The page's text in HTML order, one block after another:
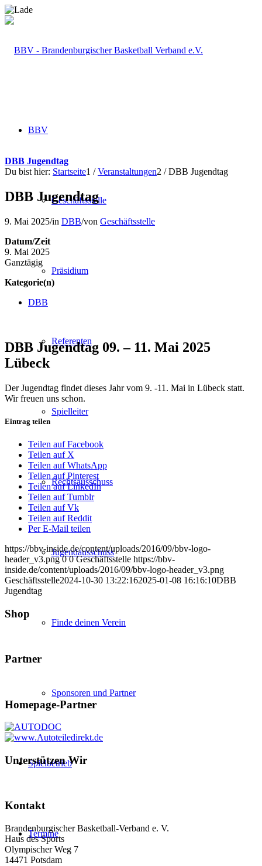
BBV
Geschäftsstelle
Präsidium
Referenten
Spielleiter
Rechtsausschuss
Jugendausschuss
Finde deinen Verein
Sponsoren und Partner
Spielbetrieb
Termine
DBB Jugendtag
Du bist hier: Startseite1 / Veranstaltungen2 / DBB Jugendtag
DBB Jugendtag
9. Mai 2025/in DBB/von Geschäftsstelle
Datum/Zeit
9. Mai 2025
Ganztägig
Kategorie(n)
DBB
DBB Jugendtag 09. – 11. Mai 2025
Lübeck
Der Jugendtag findet dieses Jahr vom 9. -11. Mai in Lübeck statt.
Wir freuen uns schon.
Eintrag teilen
Teilen auf Facebook
Teilen auf X
Teilen auf WhatsApp
Teilen auf Pinterest
Teilen auf LinkedIn
Teilen auf Tumblr
Teilen auf Vk
Teilen auf Reddit
Per E-Mail teilen
https://bbv-inside.de/content/uploads/2016/09/bbv-logo-
header_v3.png 0 0 Geschäftsstelle https://bbv-
inside.de/content/uploads/2016/09/bbv-logo-header_v3.png
Geschäftsstelle2024-10-30 13:22:162025-01-08 16:16:10DBB
Jugendtag
Shop
Partner
Homepage-Partner
Unterstützen Wir
Kontakt
Brandenburgischer Basketball-Verband e. V.
Haus des Sports
Olympischer Weg 7
14471 Potsdam